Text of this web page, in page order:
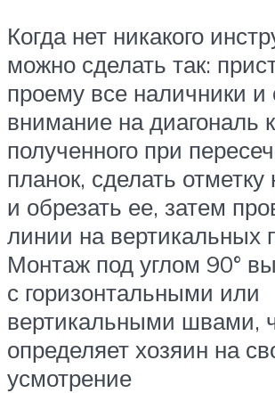
Когда нет никакого
можно сделать так:
проему все наличники и
внимание на диагональ
полученного при
планок, сделать отметку
и обрезать ее, затем
линии на вертикальных
Монтаж под углом 90°
с горизонтальными или
вертикальными швами,
определяет хозяин на
усмотрение